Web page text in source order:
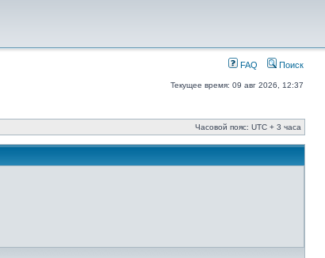
FAQ Поиск
Текущее время: 09 авг 2026, 12:37
Часовой пояс: UTC + 3 часа